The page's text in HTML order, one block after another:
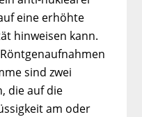
eine erhöhte
hinweisen kann.
Röntgenaufnahmen
sind zwei
die auf die
am oder